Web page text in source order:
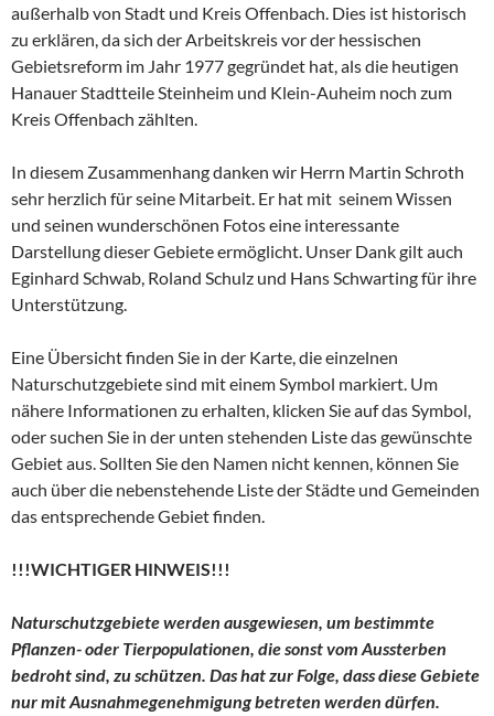
außerhalb von Stadt und Kreis Offenbach. Dies ist historisch
zu erklären, da sich der Arbeitskreis vor der hessischen
Gebietsreform im Jahr 1977 gegründet hat, als die heutigen
Hanauer Stadtteile Steinheim und Klein-Auheim noch zum
Kreis Offenbach zählten.
In diesem Zusammenhang danken wir Herrn Martin Schroth
sehr herzlich für seine Mitarbeit. Er hat mit seinem Wissen
und seinen wunderschönen Fotos eine interessante
Darstellung dieser Gebiete ermöglicht. Unser Dank gilt auch
Eginhard Schwab, Roland Schulz und Hans Schwarting für ihre
Unterstützung.
Eine Übersicht finden Sie in der Karte, die einzelnen
Naturschutzgebiete sind mit einem Symbol markiert. Um
nähere Informationen zu erhalten, klicken Sie auf das Symbol,
oder suchen Sie in der unten stehenden Liste das gewünschte
Gebiet aus. Sollten Sie den Namen nicht kennen, können Sie
auch über die nebenstehende Liste der Städte und Gemeinden
das entsprechende Gebiet finden.
!!!WICHTIGER HINWEIS!!!
Naturschutzgebiete werden ausgewiesen, um bestimmte
Pflanzen- oder Tierpopulationen, die sonst vom Aussterben
bedroht sind, zu schützen. Das hat zur Folge, dass diese Gebiete
nur mit Ausnahmegenehmigung betreten werden dürfen.